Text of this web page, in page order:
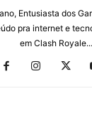
Entusiasta dos
pra internet e
em Clash Royale...